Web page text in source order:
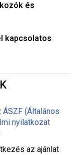
és
kapcsolatos
ÁSZF (Általános
nyilatkozat
az ajánlat